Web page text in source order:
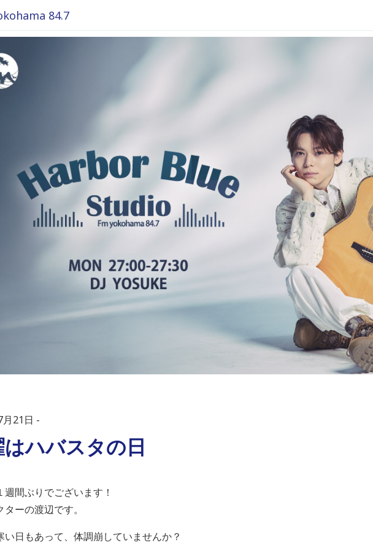
84.7
21日
はハバスタの日
週間ぶりでございます！
ターの渡辺です。
い日もあって、体調崩していませんか？